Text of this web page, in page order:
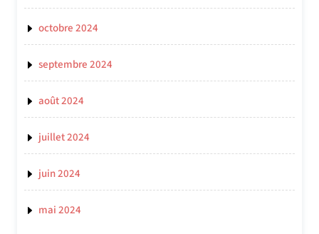
octobre 2024
septembre 2024
août 2024
juillet 2024
juin 2024
mai 2024